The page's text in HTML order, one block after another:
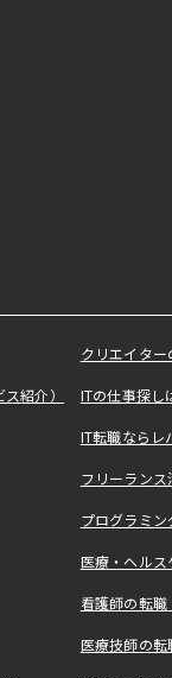
クリエイタ
紹介） ITの仕事探
IT転職なら
フリーラン
プログラミ
医療・ヘル
看護師の転
医療技師の